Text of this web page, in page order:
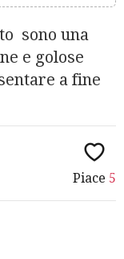
sono una
e golose
a fine
Piace 5